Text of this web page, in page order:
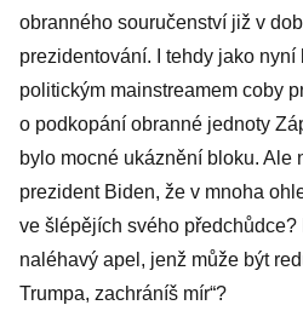
obranného souručenství již v
prezidentování. I tehdy jako
politickým mainstreamem coby
o podkopání obranné jednoty
bylo mocné ukáznění bloku. Ale
prezident Biden, že v mnoha
ve šlépějích svého
naléhavý apel, jenž může být
Trumpa, zachráníš mír“?